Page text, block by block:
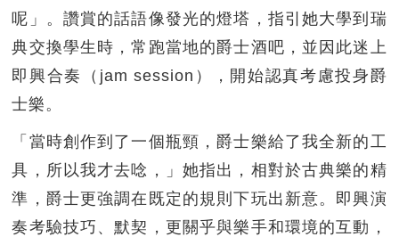
呢」。讚賞的話語像發光的燈塔，指引她大學到瑞
典交換學生時，常跑當地的爵士酒吧，並因此迷上
即興合奏（jam session），開始認真考慮投身爵
士樂。
「當時創作到了一個瓶頸，爵士樂給了我全新的工
具，所以我才去唸，」她指出，相對於古典樂的精
準，爵士更強調在既定的規則下玩出新意。即興演
奏考驗技巧、默契，更關乎與樂手和環境的互動，